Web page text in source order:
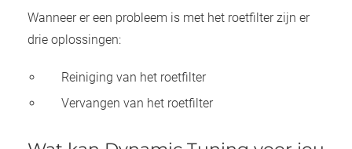
Wanneer er een probleem is met het roetfilter zijn er
drie oplossingen:
Reiniging van het roetfilter
Vervangen van het roetfilter